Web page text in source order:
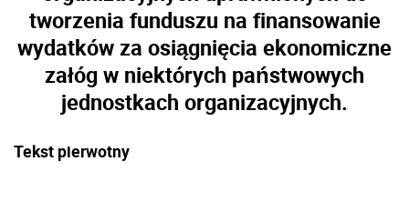
tworzenia funduszu na finansowanie
wydatków za osiągnięcia ekonomiczne
załóg w niektórych państwowych
jednostkach organizacyjnych.
Tekst pierwotny